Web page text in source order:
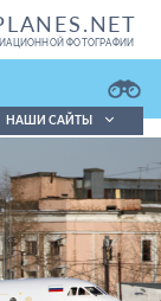
ФОТОГРАФИИ
НАШИ САЙТЫ